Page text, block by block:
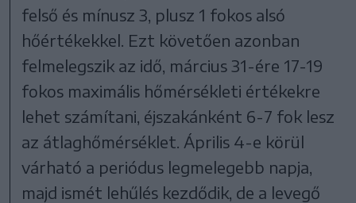
felső és mínusz 3, plusz 1 fokos alsó
hőértékekkel. Ezt követően azonban
felmelegszik az idő, március 31-ére 17-19
fokos maximális hőmérsékleti értékekre
lehet számítani, éjszakánként 6-7 fok lesz
az átlaghőmérséklet. Április 4-e körül
várható a periódus legmelegebb napja,
majd ismét lehűlés kezdődik, de a levegő